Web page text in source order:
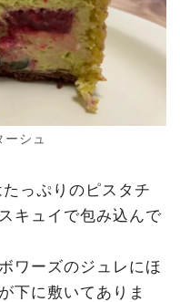
シュ
っぷりのピスタチ
キュイで包み込んで
ワーズのジュレにほ
下に敷いてありま